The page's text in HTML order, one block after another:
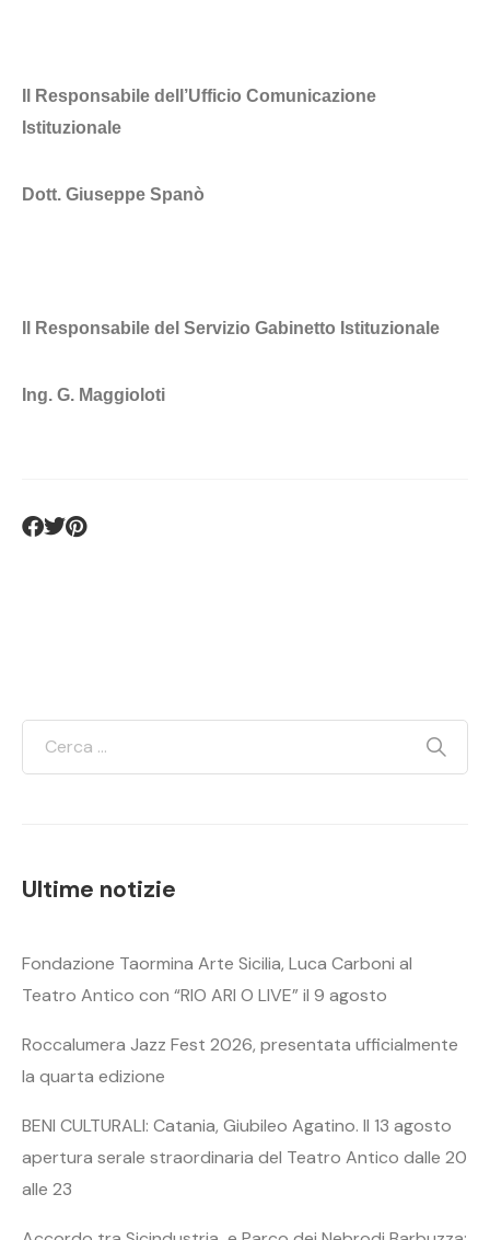
Il Responsabile dell’Ufficio Comunicazione
Istituzionale
Dott. Giuseppe Spanò
Il Responsabile del Servizio Gabinetto Istituzionale
Ing. G. Maggioloti
Ultime notizie
Fondazione Taormina Arte Sicilia, Luca Carboni al
Teatro Antico con “RIO ARI O LIVE” il 9 agosto
Roccalumera Jazz Fest 2026, presentata ufficialmente
la quarta edizione
BENI CULTURALI: Catania, Giubileo Agatino. Il 13 agosto
apertura serale straordinaria del Teatro Antico dalle 20
alle 23